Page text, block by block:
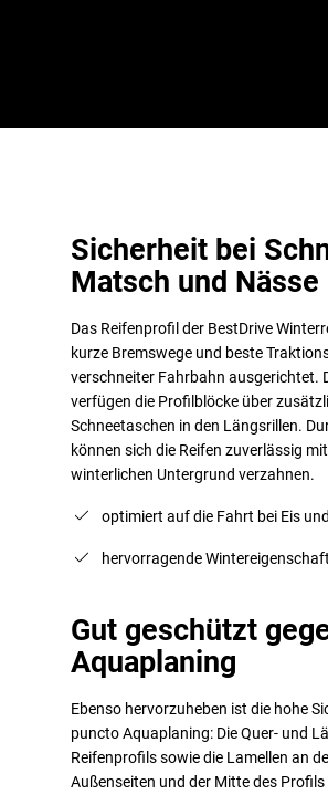
Sicherheit bei
Matsch und Nässe
Das Reifenprofil der BestDrive
kurze Bremswege und beste
verschneiter Fahrbahn ausgerichtet.
verfügen die Profilblöcke über
Schneetaschen in den Längsrillen.
können sich die Reifen zuverlässig
winterlichen Untergrund verzahnen.
optimiert auf die Fahrt bei Eis
hervorragende
Gut geschützt
Aquaplaning
Ebenso hervorzuheben ist die hohe
puncto Aquaplaning: Die Quer- und
Reifenprofils sowie die Lamellen an
Außenseiten und der Mitte des